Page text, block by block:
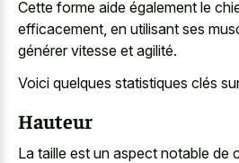
Cette forme aide également le
efficacement, en utilisant ses
générer vitesse et agilité.
Voici quelques statistiques clés
Hauteur
La taille est un aspect notable de